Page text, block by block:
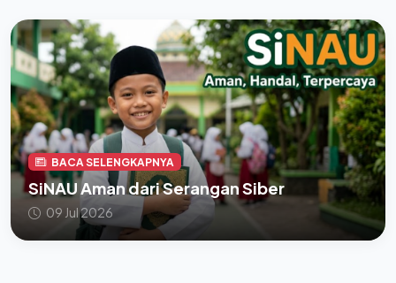
BACA SELENGKAPNYA
SiNAU Aman dari Serangan Siber
09 Jul 2026